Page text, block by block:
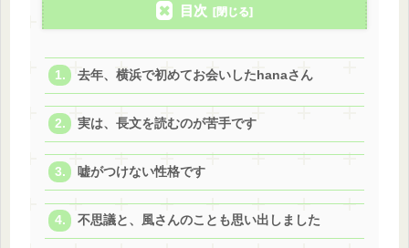
目次
去年、横浜で初めてお会いしたhanaさん
実は、長文を読むのが苦手です
嘘がつけない性格です
不思議と、風さんのことも思い出しました